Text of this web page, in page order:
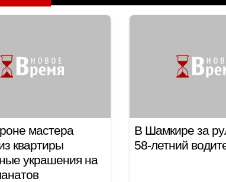
мастера
квартиры
украшения на
В Шамкире за
58-летний